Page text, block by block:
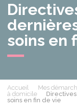
soins en
Accueil Mes
à domicile
soins en fin de vie